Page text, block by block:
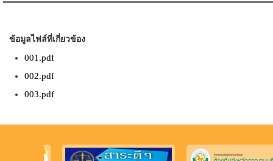
ข้อมูลไฟล์ที่เกี่ยวข้อง
001.pdf
002.pdf
003.pdf